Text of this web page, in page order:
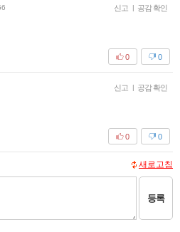
신고 | 공감 확인
0
0
신고 | 공감 확인
0
0
새로고침
등록